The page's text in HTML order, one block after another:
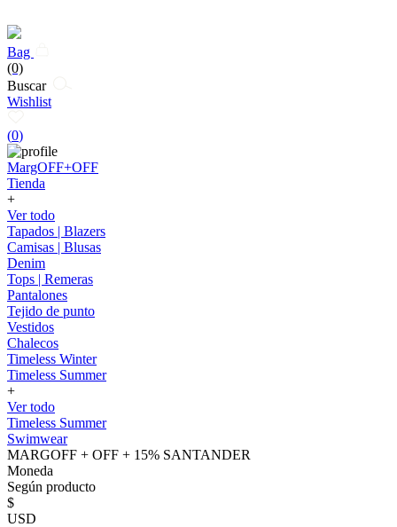
Bag
(0)
Buscar
Wishlist
(0)
MargOFF+OFF
Tienda
+
Ver todo
Tapados | Blazers
Camisas | Blusas
Denim
Tops | Remeras
Pantalones
Tejido de punto
Vestidos
Chalecos
Timeless Winter
Timeless Summer
+
Ver todo
Timeless Summer
Swimwear
MARGOFF + OFF + 15% SANTANDER
Moneda
Según producto
$
USD